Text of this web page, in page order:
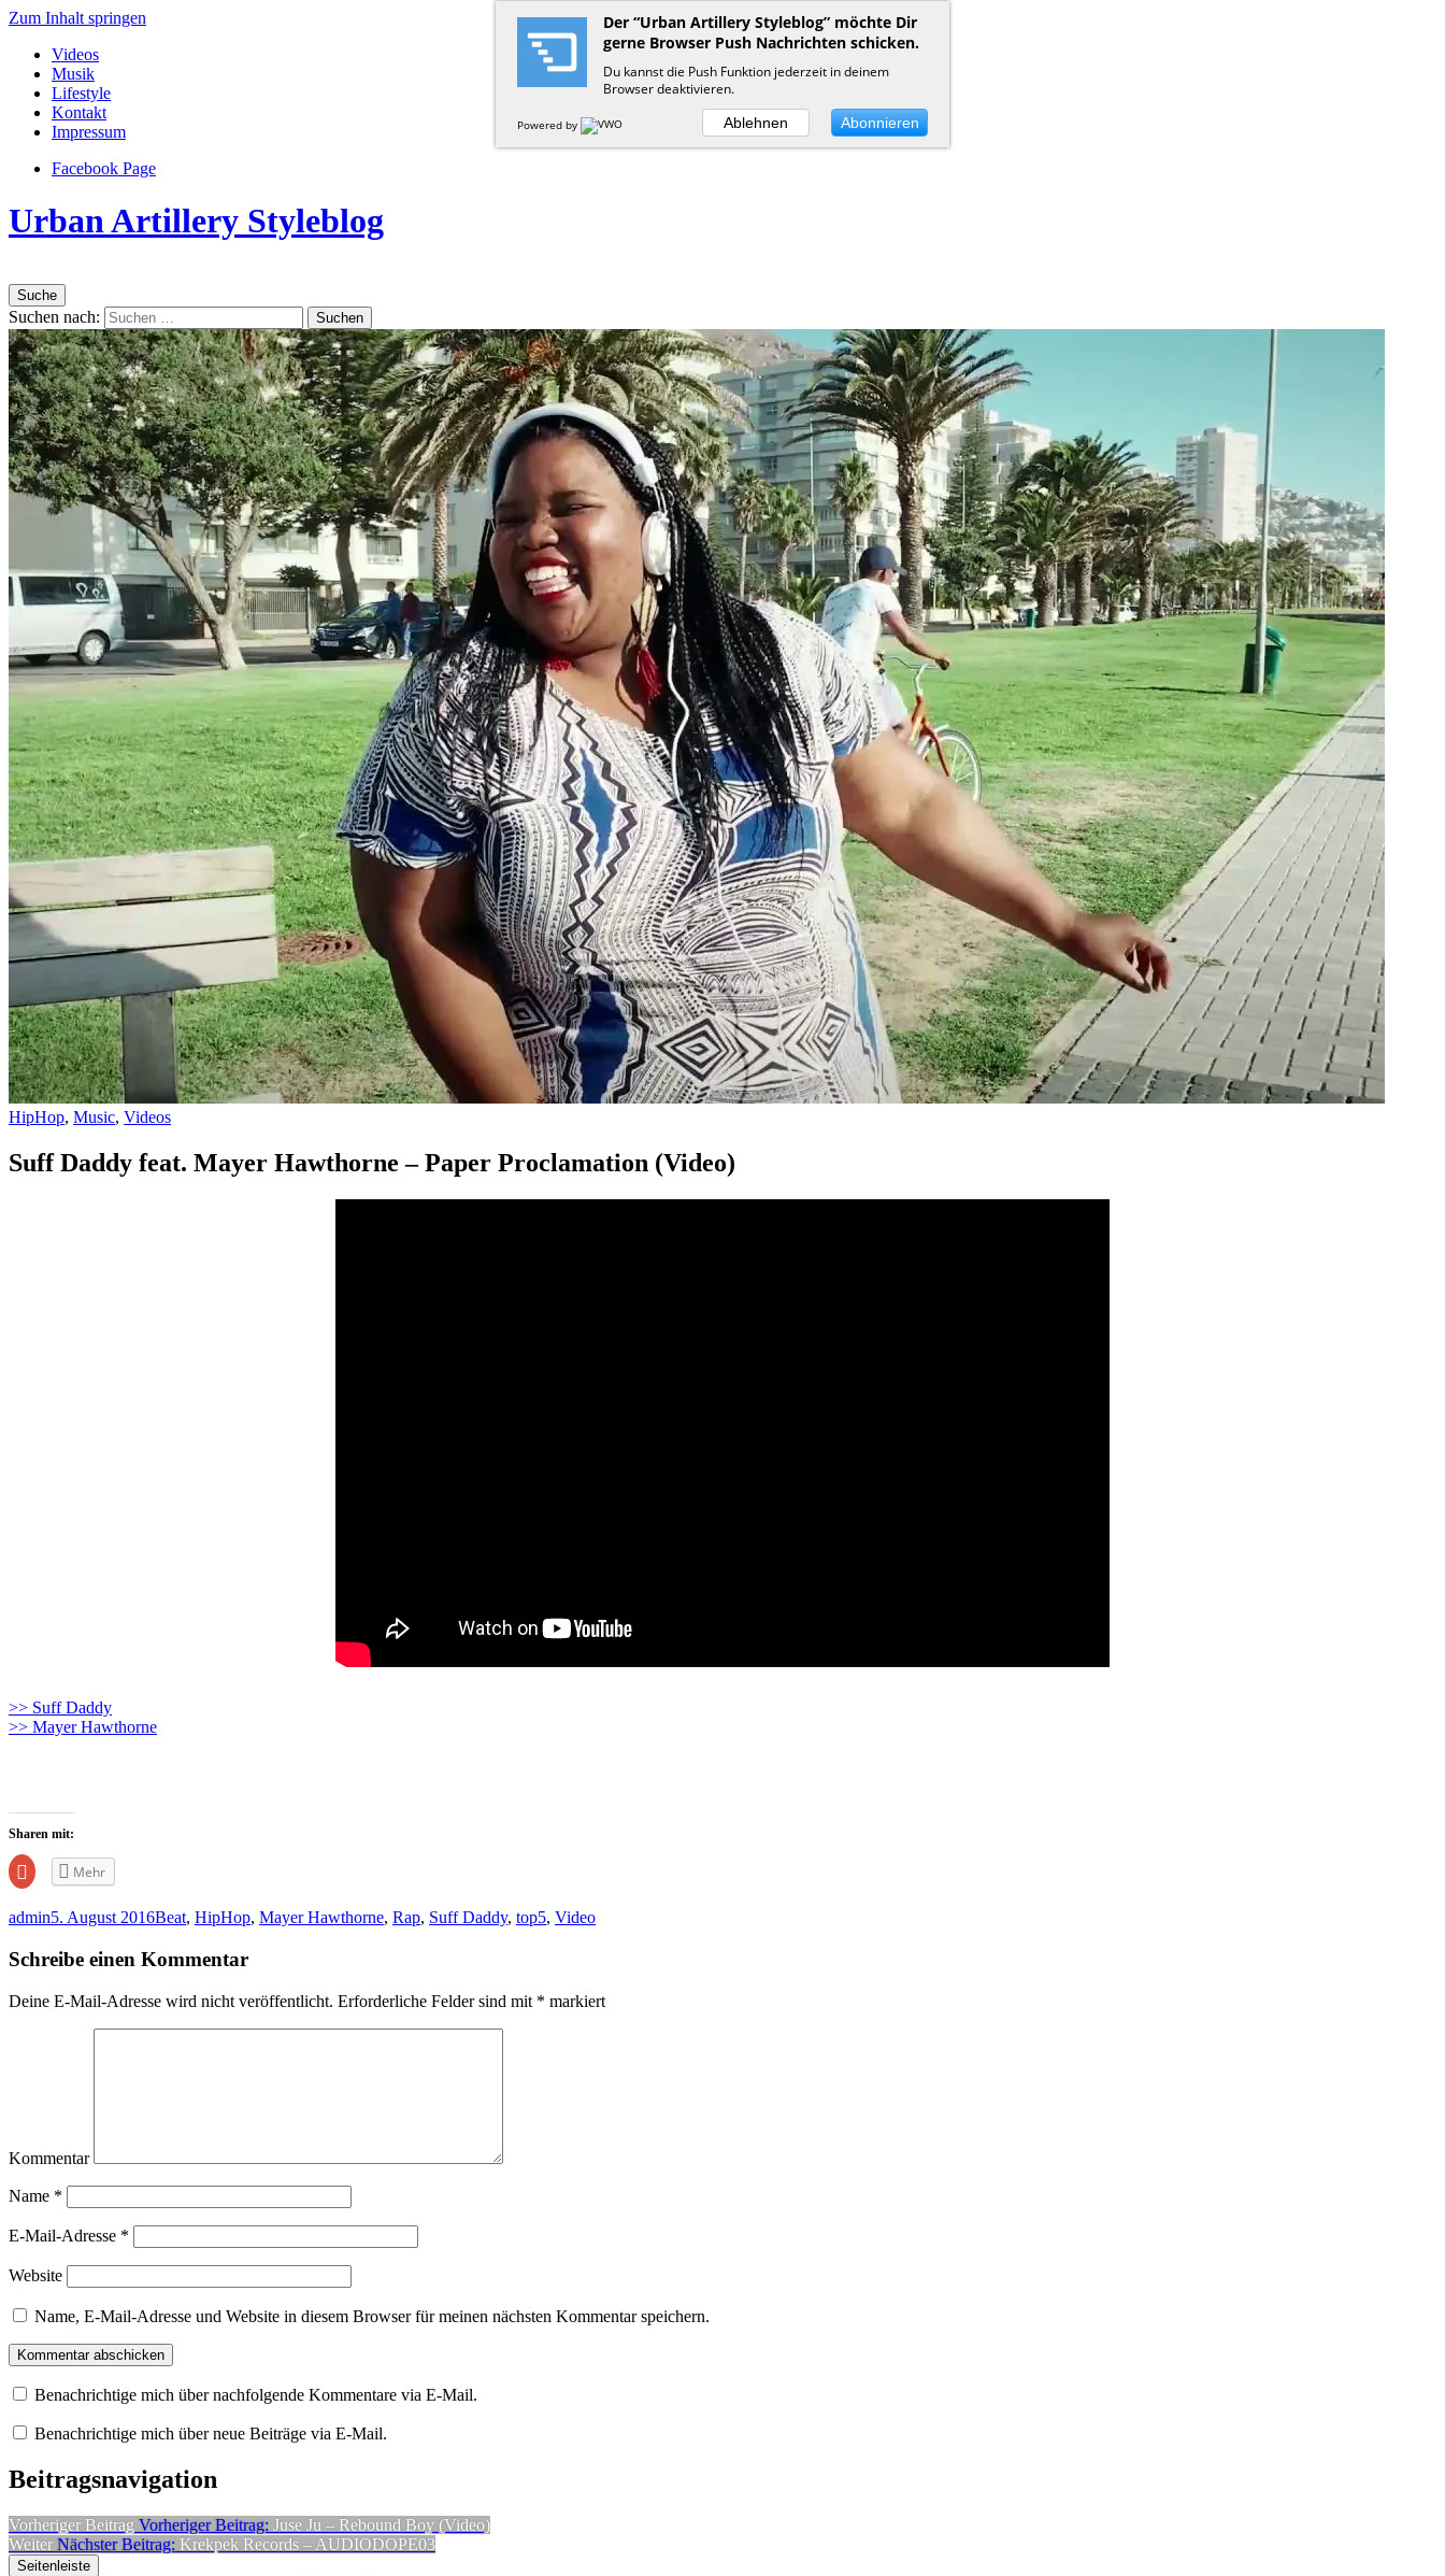
Zum Inhalt springen
Videos
Musik
Lifestyle
Kontakt
Impressum
Facebook Page
Urban Artillery Styleblog
Suche
Suchen nach:
HipHop, Music, Videos
Suff Daddy feat. Mayer Hawthorne – Paper Proclamation (Video)
>> Suff Daddy
>> Mayer Hawthorne
Sharen mit:
Zum
Teilen
anklicken
neuem
Fenster
Mehr
admin5. August 2016Beat, HipHop, Mayer Hawthorne, Rap, Suff Daddy, top5, Video
Schreibe einen Kommentar
Deine E-Mail-Adresse wird nicht veröffentlicht. Erforderliche Felder sind mit * markiert
Kommentar
Name *
E-Mail-Adresse *
Website
Name, E-Mail-Adresse und Website in diesem Browser für meinen nächsten Kommentar speichern.
Benachrichtige mich über nachfolgende Kommentare via E-Mail.
Benachrichtige mich über neue Beiträge via E-Mail.
Beitragsnavigation
Vorheriger Beitrag Vorheriger Beitrag: Juse Ju – Rebound Boy (Video)
Weiter Nächster Beitrag: Krekpek Records – AUDIODOPE03
Seitenleiste
Der “Urban Artillery Styleblog” möchte Dir
gerne Browser Push Nachrichten schicken.
Du kannst die Push Funktion jederzeit in deinem
Browser deaktivieren.
Powered by Ablehnen Abonnieren